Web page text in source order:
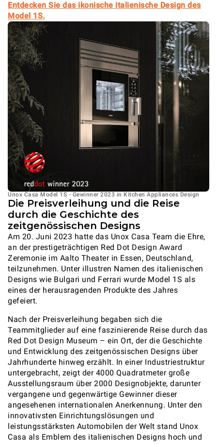
Entdecken Sie das ikonische italienische Design des
Model 1S.
Unox Casa Model 1S - Gewinner 2023 in Kitchen Appliances Design
Die Preisverleihung und die Reise
durch die Geschichte des
zeitgenössischen Designs
Am 20. Juni 2023 hatte das Unox Casa Team die Ehre,
an der prestigeträchtigen Red Dot Design Award
Zeremonie im Aalto Theater in Essen, Deutschland,
teilzunehmen. Unter illustren Namen des italienischen
Designs wie Bulgari und Ferrari wurde Model 1S als
eines der herausragenden Produkte des Jahres
gefeiert.
Nach der Preisverleihung begaben sich die
Teammitglieder auf eine faszinierende Reise durch das
Red Dot Design Museum – ein Ort, der die Geschichte
und Entwicklung des zeitgenössischen Designs über
Jahrhunderte hinweg erzählt. In einer Industriestruktur
untergebracht, zeigt der 4000 Quadratmeter große
Ausstellungsraum über 2000 Designobjekte, darunter
vergangene und gegenwärtige Gewinner dieser
angesehenen internationalen Anerkennung. Unter den
innovativsten Einrichtungslösungen und
leistungsstärksten Automobilen der Welt stand Unox
Casa als Emblem des italienischen Designs hoch und